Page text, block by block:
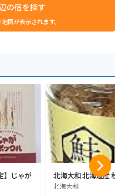
の宿を探す
図が表示されます。
】じゃが
北海大和 北海道産
北海大和